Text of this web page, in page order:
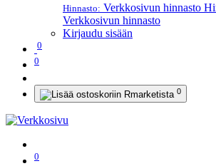
Hinnasto: Verkkosivun hinnasto
Verkkosivun hinnasto
Kirjaudu sisään
0
0
0
0